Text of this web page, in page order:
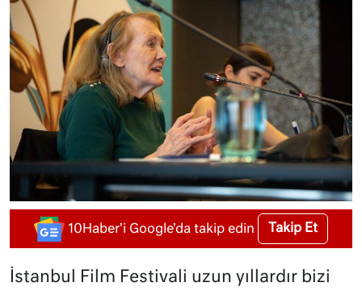
10Haber'i Google'da takip edin Takip Et
İstanbul Film Festivali uzun yıllardır bizi